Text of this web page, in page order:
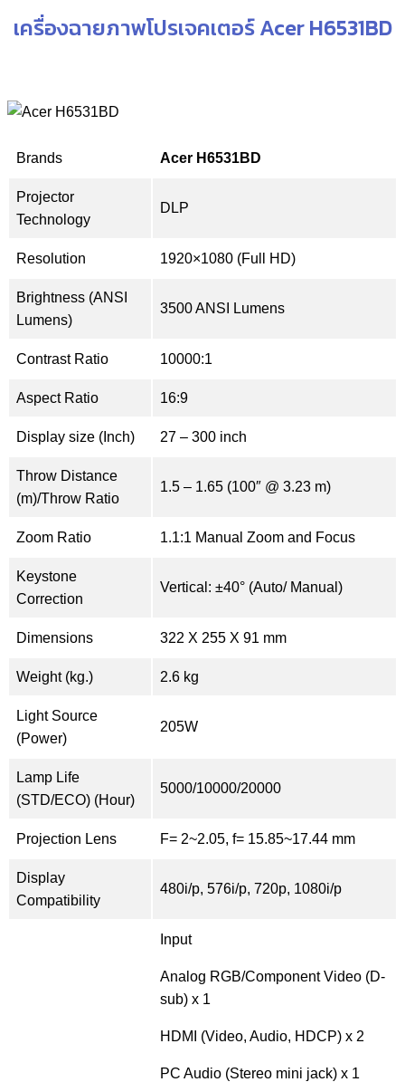
เครื่องฉายภาพโปรเจคเตอร์ Acer H6531BD
Brands Acer H6531BD
Projector
Technology
DLP
Resolution 1920×1080 (Full HD)
Brightness (ANSI
Lumens)
3500 ANSI Lumens
Contrast Ratio 10000:1
Aspect Ratio 16:9
Display size (Inch) 27 – 300 inch
Throw Distance
(m)/Throw Ratio
1.5 – 1.65 (100″ @ 3.23 m)
Zoom Ratio 1.1:1 Manual Zoom and Focus
Keystone
Correction
Vertical: ±40° (Auto/ Manual)
Dimensions 322 X 255 X 91 mm
Weight (kg.) 2.6 kg
Light Source
(Power)
205W
Lamp Life
(STD/ECO) (Hour)
5000/10000/20000
Projection Lens F= 2~2.05, f= 15.85~17.44 mm
Display
Compatibility
480i/p, 576i/p, 720p, 1080i/p
Input
Analog RGB/Component Video (D-
sub) x 1
HDMI (Video, Audio, HDCP) x 2
PC Audio (Stereo mini jack) x 1